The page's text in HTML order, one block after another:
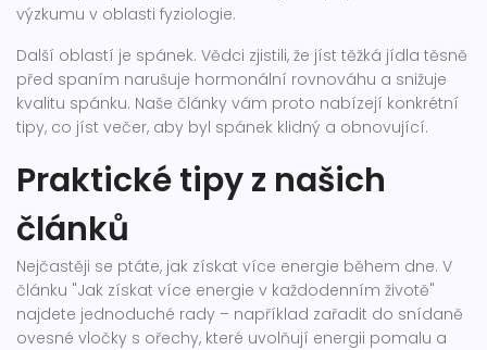
výzkumu v oblasti fyziologie.
Další oblastí je spánek. Vědci zjistili, že jíst těžká jídla těsně
před spaním narušuje hormonální rovnováhu a snižuje
kvalitu spánku. Naše články vám proto nabízejí konkrétní
tipy, co jíst večer, aby byl spánek klidný a obnovující.
Praktické tipy z našich
článků
Nejčastěji se ptáte, jak získat více energie během dne. V
článku "Jak získat více energie v každodenním životě"
najdete jednoduché rady – například zařadit do snídaně
ovesné vločky s ořechy, které uvolňují energii pomalu a